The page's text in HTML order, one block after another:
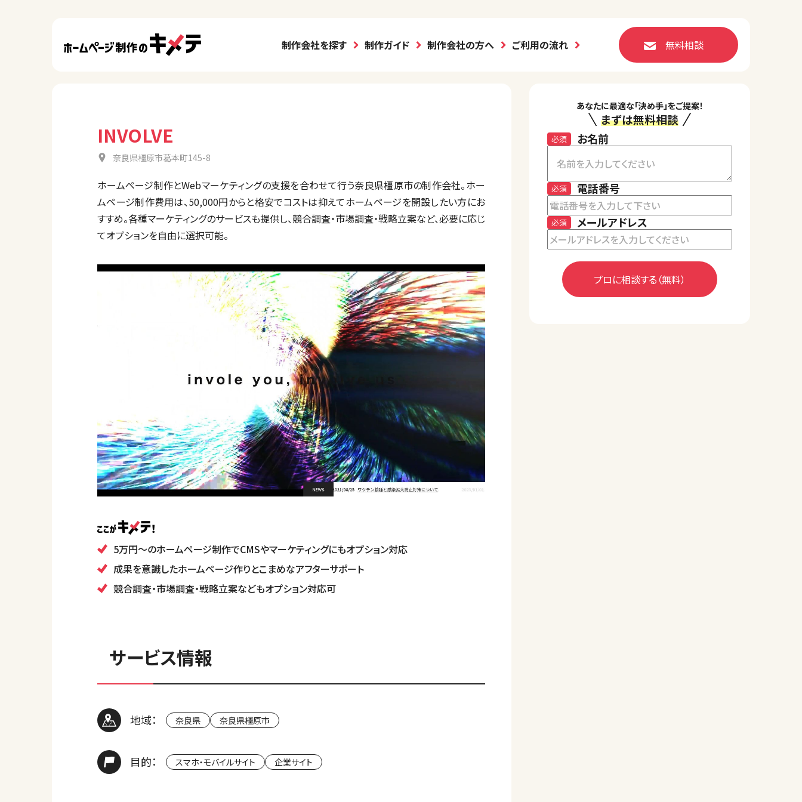
制作会社を探す 制作ガイド 制作会社の方へ ご利用の流れ 無料相談
INVOLVE
奈良県橿原市葛本町145-8
ホームページ制作とWebマーケティングの支援を合わせて行う奈良県橿原市の制作会社。ホー
ムページ制作費用は、50,000円からと格安でコストは抑えてホームページを開設したい方にお
すすめ。各種マーケティングのサービスも提供し、競合調査・市場調査・戦略立案など、必要に応じ
てオプションを自由に選択可能。
5万円～のホームページ制作でCMSやマーケティングにもオプション対応
成果を意識したホームページ作りとこまめなアフターサポート
競合調査・市場調査・戦略立案などもオプション対応可
サービス情報
地域： 奈良県 奈良県橿原市
目的： スマホ・モバイルサイト 企業サイト
あなたに最適な「決め手」をご提案！
まずは無料相談
お名前
必須
電話番号
必須
メールアドレス
必須